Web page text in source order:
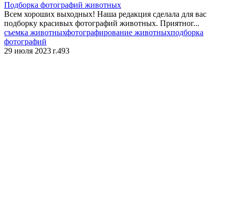
Подборка фотографий животных
Всем хороших выходных! Наша редакция сделала для вас
подборку красивых фотографий животных. Приятног...
съемка животныхфотографирование животныхподборка
фотографий
29 июля 2023 г.493